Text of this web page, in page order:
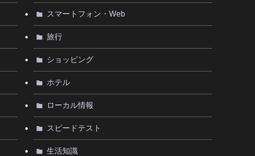
スマートフォン・Web
旅行
ショッピング
ホテル
ローカル情報
スピードテスト
生活知識